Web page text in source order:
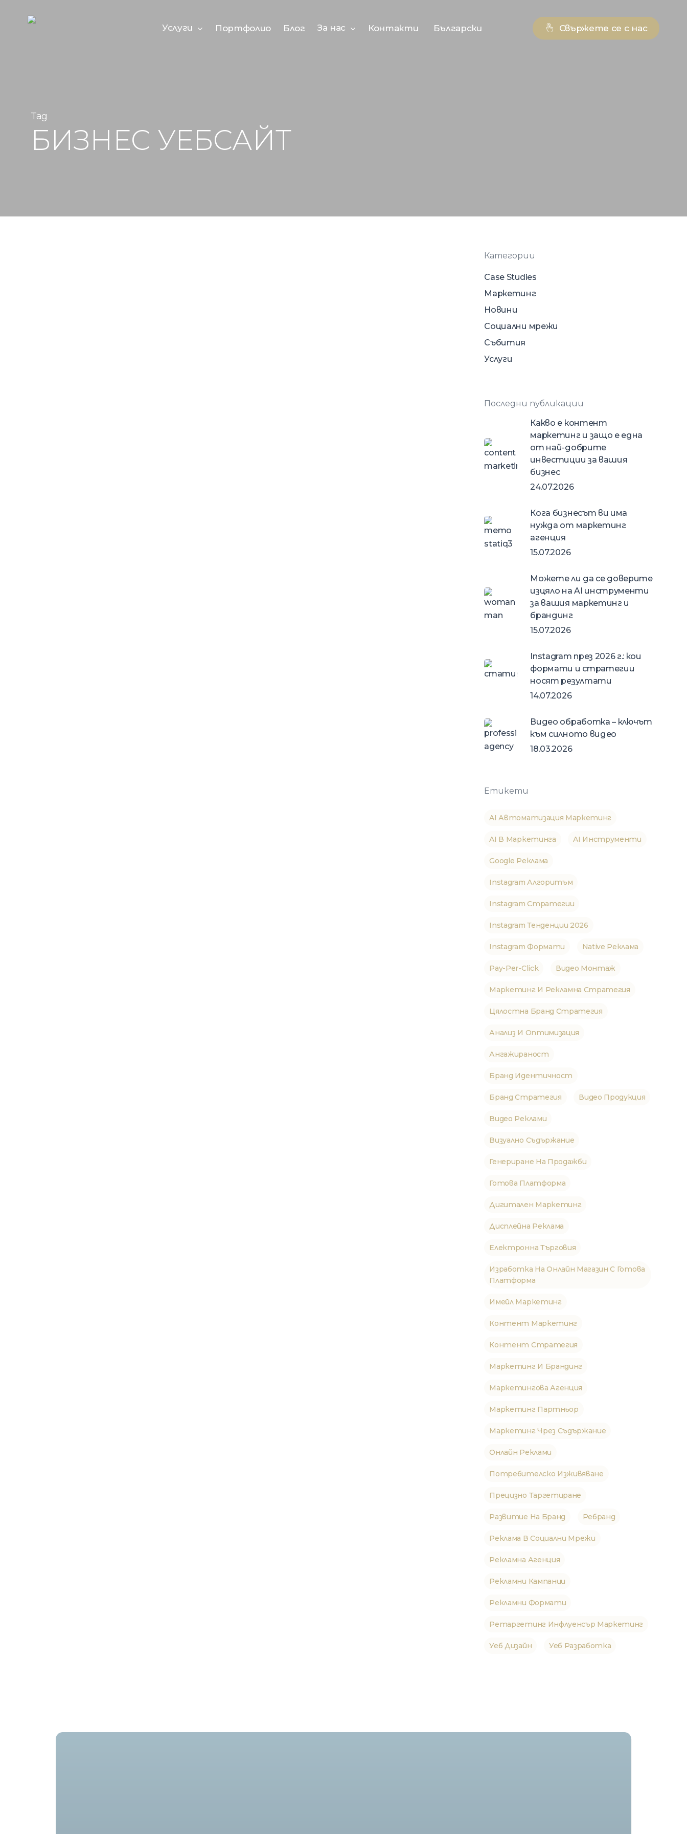
Услуги Портфолио Блог За нас Контакти Български Свържете се с нас
Tag
БИЗНЕС УЕБСАЙТ
Категории
Case Studies
Маркетинг
Новини
Социални мрежи
Събития
Услуги
Последни публикации
Какво е контент
маркетинг и защо е една
от най-добрите
инвестиции за вашия
бизнес
24.07.2026
Кога бизнесът ви има
нужда от маркетинг
агенция
15.07.2026
Можете ли да се доверите
изцяло на AI инструменти
за вашия маркетинг и
брандинг
15.07.2026
Instagram през 2026 г.: кои
формати и стратегии
носят резултати
14.07.2026
Видео обработка – ключът
към силното видео
18.03.2026
Етикети
AI Автоматизация Маркетинг
AI В Маркетинга AI Инструменти
Google Реклама
Instagram Алгоритъм
Instagram Стратегии
Instagram Тенденции 2026
Instagram Формати Native Реклама
Pay-Per-Click Видео Монтаж
Маркетинг И Рекламна Стратегия
Цялостна Бранд Стратегия
Анализ И Оптимизация
Ангажираност
Бранд Идентичност
Бранд Стратегия Видео Продукция
Видео Реклами
Визуално Съдържание
Генериране На Продажби
Готова Платформа
Дигитален Маркетинг
Дисплейна Реклама
Електронна Търговия
Изработка На Онлайн Магазин С Готова
Платформа
Имейл Маркетинг
Контент Маркетинг
Контент Стратегия
Маркетинг И Брандинг
Маркетингова Агенция
Маркетинг Партньор
Маркетинг Чрез Съдържание
Онлайн Реклами
Потребителско Изживяване
Прецизно Таргетиране
Развитие На Бранд Ребранд
Реклама В Социални Мрежи
Рекламна Агенция
Рекламни Кампании
Рекламни Формати
Ретаргетинг Инфлуенсър Маркетинг
Уеб Дизайн Уеб Разработка